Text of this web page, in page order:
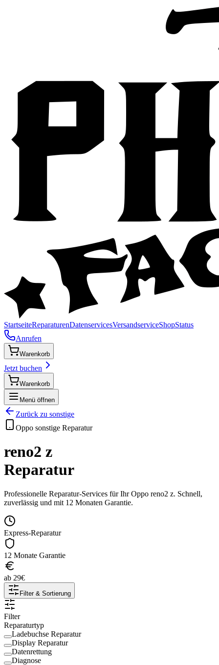
StartseiteReparaturenDatenservicesVersandserviceShopStatus
Anrufen
Warenkorb
Jetzt buchen
Warenkorb
Menü öffnen
Zurück zu sonstige
Oppo sonstige Reparatur
reno2 z
Reparatur
Professionelle Reparatur-Services für IhrOppo reno2 z. Schnell,
zuverlässig und mit 12 Monaten Garantie.
Express-Reparatur
12 Monate Garantie
ab 29€
Filter & Sortierung
Filter
Reparaturtyp
Ladebuchse Reparatur
Display Reparatur
Datenrettung
Diagnose